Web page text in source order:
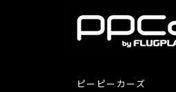
ピーピーカーズ